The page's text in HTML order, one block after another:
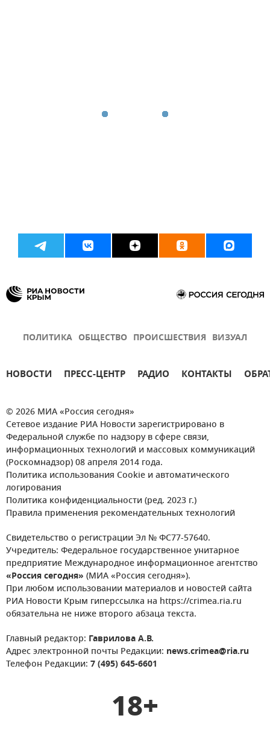
ПОЛИТИКА ОБЩЕСТВО ПРОИСШЕСТВИЯ ВИЗУАЛ
НОВОСТИ ПРЕСС-ЦЕНТР РАДИО КОНТАКТЫ
© 2026 МИА «Россия сегодня»
Сетевое издание РИА Новости зарегистрировано в
Федеральной службе по надзору в сфере связи,
информационных технологий и массовых коммуникаций
(Роскомнадзор) 08 апреля 2014 года.
Политика использования Cookie и автоматического
логирования
Политика конфиденциальности (ред. 2023 г.)
Правила применения рекомендательных технологий
Свидетельство о регистрации Эл № ФС77-57640.
Учредитель: Федеральное государственное унитарное
предприятие Международное информационное агентство
«Россия сегодня» (МИА «Россия сегодня»).
При любом использовании материалов и новостей сайта
РИА Новости Крым гиперссылка на https://crimea.ria.ru
обязательна не ниже второго абзаца текста.
Главный редактор: Гаврилова А.В.
Адрес электронной почты Редакции: news.crimea@ria.ru
Телефон Редакции: 7 (495) 645-6601
18+